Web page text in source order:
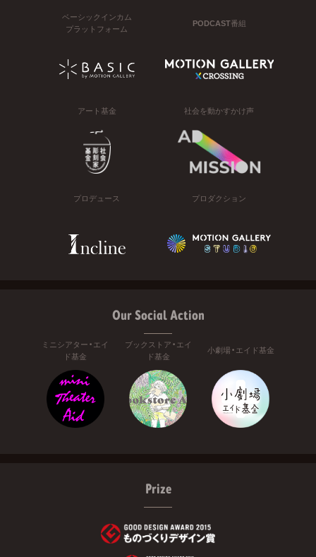
ベーシックインカム
プラットフォーム
PODCAST番組
アート基金 社会を動かすかけ声
プロデュース プロダクション
Our Social Action
ミニシアター・エイ
ド基金
ブックストア・エイ
ド基金
小劇場・エイド基金
Prize